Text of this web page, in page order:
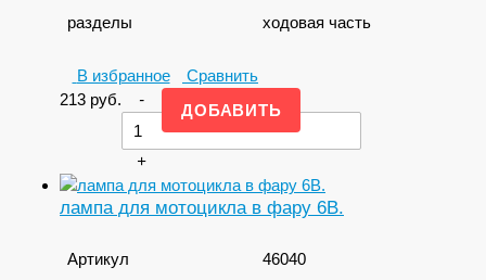
разделы
ходовая часть
В избранное
Сравнить
213 руб. -
+
лампа для мотоцикла в фару 6В.
Артикул
46040